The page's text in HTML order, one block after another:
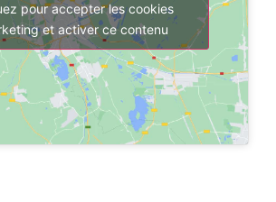
pour accepter les cookies
et activer ce contenu